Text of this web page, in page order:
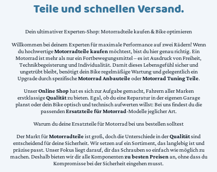
Teile und schnellen Versand.
Dein ultimativer Experten-Shop: Motorradteile kaufen & Bike optimieren
Willkommen bei deinem Experten für maximale Performance auf zwei Rädern! Wenn
du hochwertigeMotorradteile kaufen möchtest, bist du hier genau richtig. Ein
Motorrad ist mehr als nur ein Fortbewegungsmittel – es ist Ausdruck von Freiheit,
Technikbegeisterung und Individualität. Damit dieses Lebensgefühl sicher und
ungetrübt bleibt, benötigt dein Bike regelmäßige Wartung und gelegentlich ein
Upgrade durch spezifischeMotorrad AnbauteileoderMotorrad Tuning Teile.
UnserOnline Shophat es sich zur Aufgabe gemacht, Fahrern aller Marken
erstklassigeQualitätzu bieten. Egal, ob du eine Reparatur in der eigenen Garage
planst oder dein Bike optisch und technisch aufwerten willst: Bei uns findest du die
passendenErsatzteile für Motorrad-Modelle jeglicher Art.
Warum du deine Ersatzteile für Motorrad bei uns bestellen solltest
Der Markt fürMotorradteileist groß, doch die Unterschiede in derQualitätsind
entscheidend für deine Sicherheit. Wir setzen auf ein Sortiment, das langlebig ist und
präzise passt. Unser Fokus liegt darauf, dir das Schrauben so einfach wie möglich zu
machen. Deshalb bieten wir dir alle Komponentenzu besten Preisenan, ohne dass du
Kompromisse bei der Sicherheit eingehen musst.